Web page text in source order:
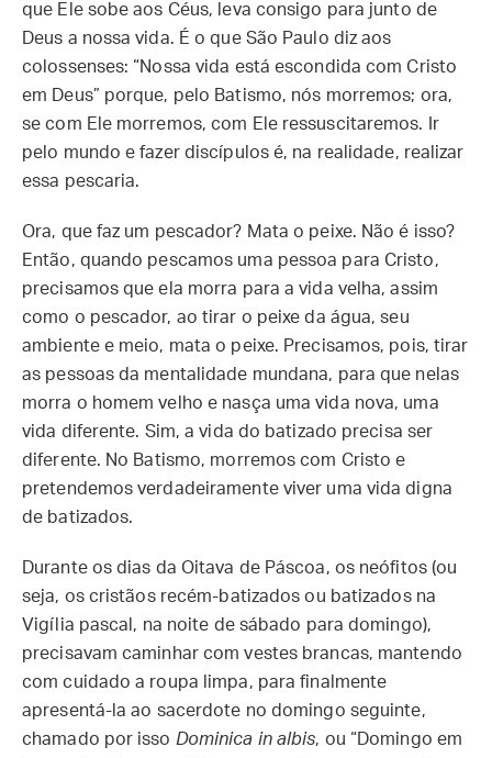
que Ele sobe aos Céus, leva consigo para junto de
Deus a nossa vida. É o que São Paulo diz aos
colossenses: “Nossa vida está escondida com Cristo
em Deus” porque, pelo Batismo, nós morremos; ora,
se com Ele morremos, com Ele ressuscitaremos. Ir
pelo mundo e fazer discípulos é, na realidade, realizar
essa pescaria.
Ora, que faz um pescador? Mata o peixe. Não é isso?
Então, quando pescamos uma pessoa para Cristo,
precisamos que ela morra para a vida velha, assim
como o pescador, ao tirar o peixe da água, seu
ambiente e meio, mata o peixe. Precisamos, pois, tirar
as pessoas da mentalidade mundana, para que nelas
morra o homem velho e nasça uma vida nova, uma
vida diferente. Sim, a vida do batizado precisa ser
diferente. No Batismo, morremos com Cristo e
pretendemos verdadeiramente viver uma vida digna
de batizados.
Durante os dias da Oitava de Páscoa, os neófitos (ou
seja, os cristãos recém-batizados ou batizados na
Vigília pascal, na noite de sábado para domingo),
precisavam caminhar com vestes brancas, mantendo
com cuidado a roupa limpa, para finalmente
apresentá-la ao sacerdote no domingo seguinte,
chamado por isso Dominica in albis, ou “Domingo em